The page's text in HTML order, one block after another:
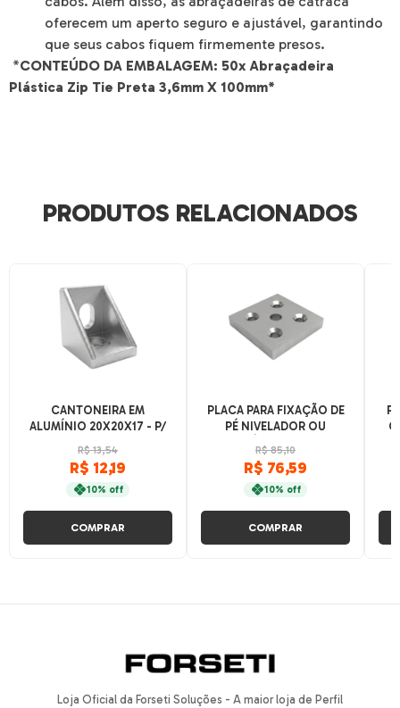
oferecem um aperto seguro e ajustável, garantindo
que seus cabos fiquem firmemente presos.
*CONTEÚDO DA EMBALAGEM: 50x Abraçadeira
Plástica Zip Tie Preta 3,6mm X 100mm*
PRODUTOS RELACIONADOS
CANTONEIRA EM
ALUMÍNIO 20X20X17 - P/
V-SLOT E T-SLOT - BASE
20
R$ 13,54
R$ 12,19
10% off
COMPRAR
PLACA PARA FIXAÇÃO DE
PÉ NIVELADOR OU
RODÍZIO - 80X80
R$ 85,10
R$ 76,59
10% off
COMPRAR
Loja Oficial da Forseti Soluções - A maior loja de Perfil